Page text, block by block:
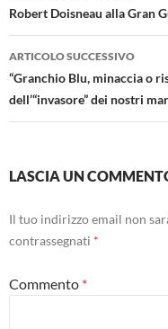
articolo
Robert Doisneau alla Gran
ARTICOLO SUCCESSIVO
“Granchio Blu, minaccia o
dell’“invasore” dei nostri
LASCIA UN
Il tuo indirizzo email non
contrassegnati *
Commento *